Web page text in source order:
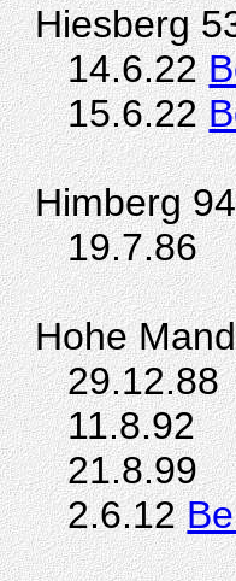
Hiesberg
14.6.22
15.6.22
Himberg
19.7.86
Hohe
29.12.88
11.8.92
21.8.99
2.6.12